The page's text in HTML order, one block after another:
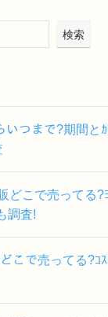
検索
いつまで?期間と
どこで売ってる?
調査!
こで売ってる?ｺ